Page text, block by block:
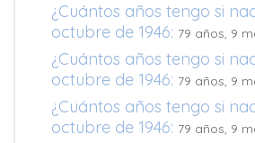
¿Cuántos años tengo si
octubre de 1946: 79 años, 9
¿Cuántos años tengo si
octubre de 1946: 79 años, 9
¿Cuántos años tengo si
octubre de 1946: 79 años, 9